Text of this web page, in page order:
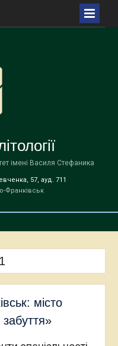
імені Василя Стефаника
57, ауд. 711
Франківськ
місто
забуття»